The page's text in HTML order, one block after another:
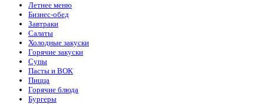
Летнее меню
Бизнес-обед
Завтраки
Салаты
Холодные закуски
Горячие закуски
Супы
Пасты и ВОК
Пицца
Горячие блюда
Бургеры